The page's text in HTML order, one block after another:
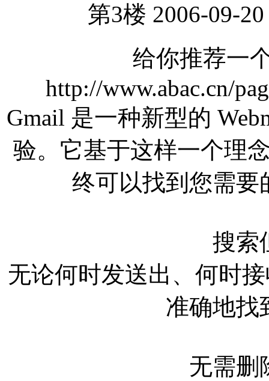
第3楼 2006-09-
给你推荐一
http://www.abac.cn/
Gmail 是一种新型的
验。它基于这样一个理
终可以找到您需要
搜索
无论何时发送出、何时
准确地找
无需删